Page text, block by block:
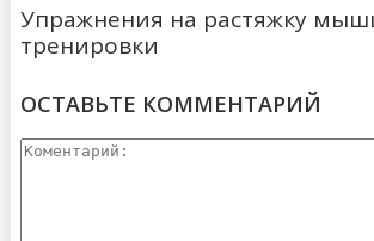
Упражнения на растяжку
тренировки
ОСТАВЬТЕ КОММЕНТАРИЙ